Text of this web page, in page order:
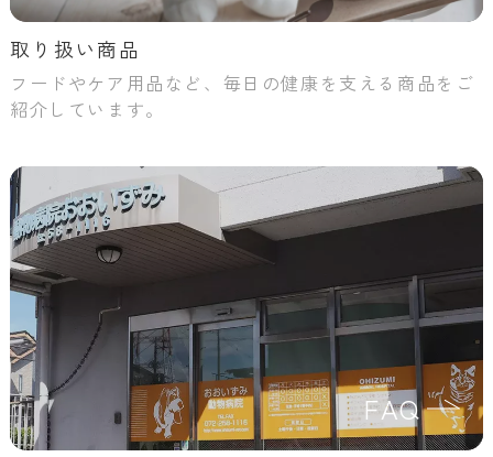
取り扱い商品
フードやケア用品など、毎日の健康を支える商品をご
紹介しています。
FAQ